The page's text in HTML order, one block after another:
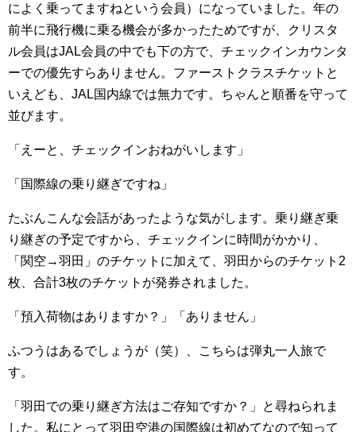
によく乗ってますねという会員）になっていました。年の
前半に飛行機に乗る機会が多かったためですが、クリスタ
ル会員はJAL会員の中でも下の方で、チェックインカウンタ
ーでの優先すらありません。ファーストクラスチケットと
いえども、JAL国内線では無力です。ちゃんと順番を守って
並びます。
「えーと、チェックインおねがいします」
「国際線の乗り継ぎですね」
たぶんこんな会話があったような気がします。乗り継ぎ乗
り継ぎの予定ですから、チェックインに時間がかかり、
「関空 →羽田 」のチケットに加えて、羽田からのチケット2
枚、合計3枚のチケットが発券されました。
「預入荷物はありますか？」「ありません」
ふつうはあるでしょうが（笑）、こちらは弾丸一人旅で
す。
「羽田での乗り継ぎ方法はご存知ですか？」と尋ねられま
した。私にとって羽田空港の国際線は初めてなので知って